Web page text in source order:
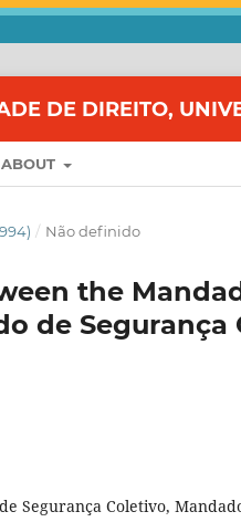
DE DIREITO,
ABOUT
/ Não definido
the
de Segurança
Segurança Coletivo,